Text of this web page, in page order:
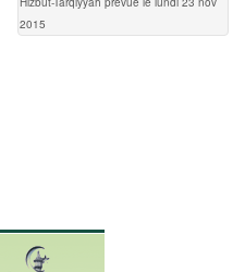
2015